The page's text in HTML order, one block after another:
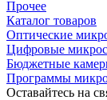
Прочее
Каталог товаров
Оптические
Цифровые
Бюджетные
Программы
Оставайтесь на